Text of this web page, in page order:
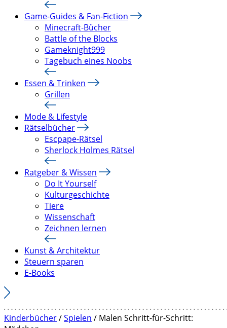
Game-Guides & Fan-Fiction
Minecraft-Bücher
Battle of the Blocks
Gameknight999
Tagebuch eines Noobs
Essen & Trinken
Grillen
Mode & Lifestyle
Rätselbücher
Escpape-Rätsel
Sherlock Holmes Rätsel
Ratgeber & Wissen
Do It Yourself
Kulturgeschichte
Tiere
Wissenschaft
Zeichnen lernen
Kunst & Architektur
Steuern sparen
E-Books
Kinderbücher/Spielen / Malen Schritt-für-Schritt: